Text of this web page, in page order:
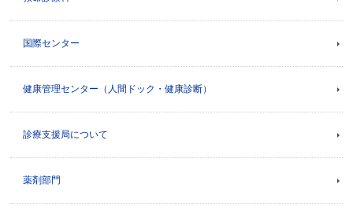
国際センター
健康管理センター（人間ドック・健康診断）
診療支援局について
薬剤部門